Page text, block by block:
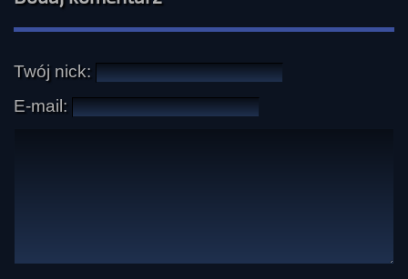
Twój nick:
E-mail: